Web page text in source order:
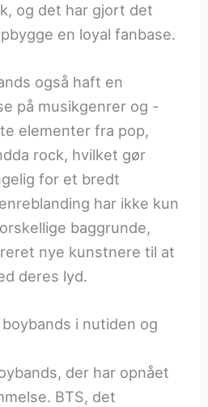
og det har gjort det
en loyal fanbase.
også haft en
på musikgenrer og -
elementer fra pop,
rock, hvilket gør
for et bredt
har ikke kun
baggrunde,
nye kunstnere til at
deres lyd.
i nutiden og
der har opnået
BTS, det